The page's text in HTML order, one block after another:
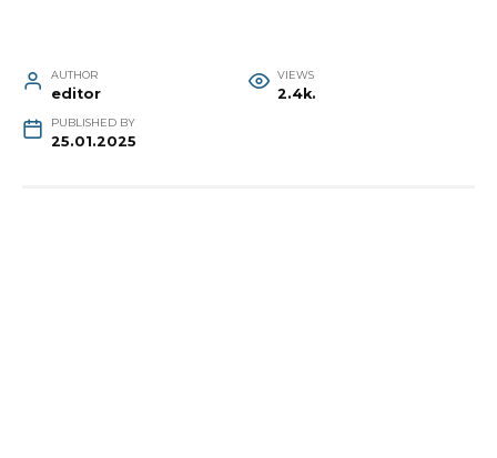
AUTHOR
editor
VIEWS
2.4k.
PUBLISHED BY
25.01.2025